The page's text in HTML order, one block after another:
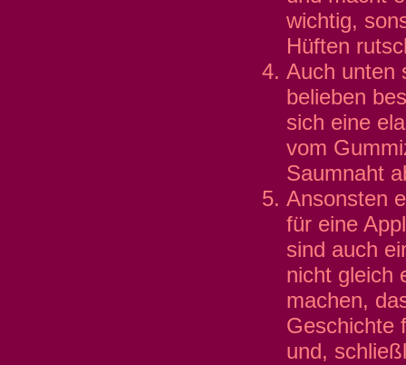
wichtig,
Hüften
Auch unten
belieben
sich eine
vom
Saumnaht
Ansonsten
für eine
sind auch
nicht gleich
machen,
Geschichte
und,